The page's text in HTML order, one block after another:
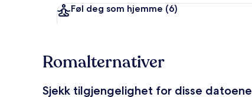
Føl deg som hjemme (6)
Romalternativer
Sjekk tilgjengelighet for disse datoene